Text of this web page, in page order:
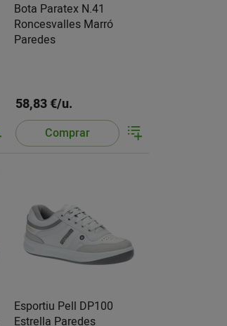
Bota Paratex N.41
Roncesvalles Marró
Paredes
58,83 €/u.
Comprar
Esportiu Pell DP100
Estrella Paredes